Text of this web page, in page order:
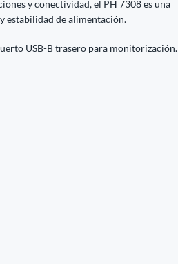
y conectividad, el PH 7308 es una
estabilidad de alimentación.
USB-B trasero para monitorización.